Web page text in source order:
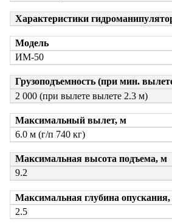
Характеристики
Модель
ИМ-50
Грузоподъемность (при мин.
2 000 (при вылете вылете 2.3 м)
Максимальный вылет, м
6.0 м (г/п 740 кг)
Максимальная высота подъема, м
9.2
Максимальная глубина
2.5